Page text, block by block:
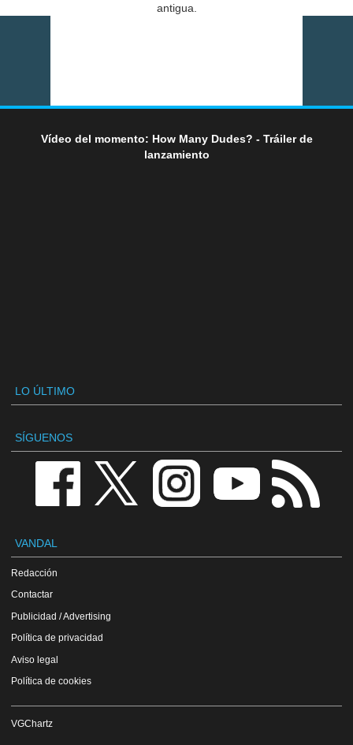
antigua.
Vídeo del momento: How Many Dudes? - Tráiler de
lanzamiento
LO ÚLTIMO
SÍGUENOS
VANDAL
Redacción
Contactar
Publicidad / Advertising
Política de privacidad
Aviso legal
Política de cookies
VGChartz